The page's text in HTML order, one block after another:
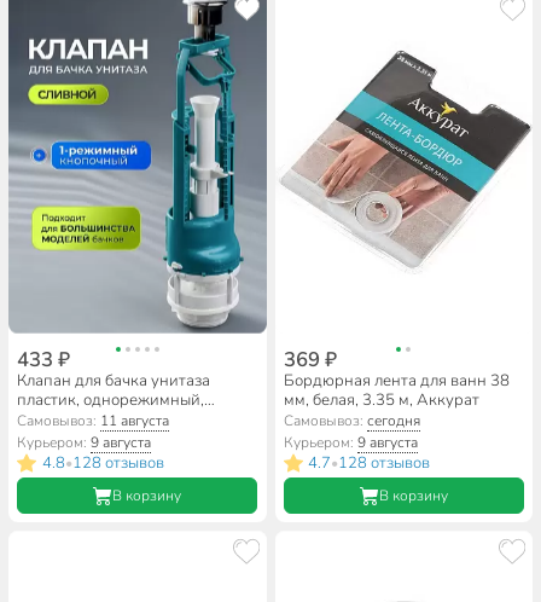
433 ₽
Клапан для бачка унитаза
пластик, однорежимный,
кнопочный, хром, сливной,
Инкоэр, СБ1-А Р
Самовывоз: 11 августа
Курьером:9 августа
4.8•128 отзывов
В корзину
369 ₽
Бордюрная лента для ванн 38
мм, белая, 3.35 м, Аккурат
Самовывоз: сегодня
Курьером: 9 августа
4.7•128 отзывов
В корзину